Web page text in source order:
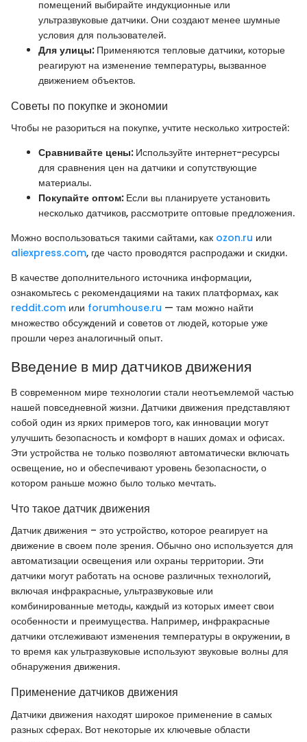
помещений выбирайте индукционные или
ультразвуковые датчики. Они создают менее шумные
условия для пользователей.
Для улицы:Применяются тепловые датчики, которые
реагируют на изменение температуры, вызванное
движением объектов.
Советы по покупке и экономии
Чтобы не разориться на покупке, учтите несколько хитростей:
Сравнивайте цены:Используйте интернет-ресурсы
для сравнения цен на датчики и сопутствующие
материалы.
Покупайте оптом:Если вы планируете установить
несколько датчиков, рассмотрите оптовые предложения.
Можно воспользоваться такими сайтами, как ozon.ru или
aliexpress.com, где часто проводятся распродажи и скидки.
В качестве дополнительного источника информации,
ознакомьтесь с рекомендациями на таких платформах, как
reddit.com или forumhouse.ru — там можно найти
множество обсуждений и советов от людей, которые уже
прошли через аналогичный опыт.
Введение в мир датчиков движения
В современном мире технологии стали неотъемлемой частью
нашей повседневной жизни. Датчики движения представляют
собой один из ярких примеров того, как инновации могут
улучшить безопасность и комфорт в наших домах и офисах.
Эти устройства не только позволяют автоматически включать
освещение, но и обеспечивают уровень безопасности, о
котором раньше можно было только мечтать.
Что такое датчик движения
Датчик движения – это устройство, которое реагирует на
движение в своем поле зрения. Обычно оно используется для
автоматизации освещения или охраны территории. Эти
датчики могут работать на основе различных технологий,
включая инфракрасные, ультразвуковые или
комбинированные методы, каждый из которых имеет свои
особенности и преимущества. Например, инфракрасные
датчики отслеживают изменения температуры в окружении, в
то время как ультразвуковые используют звуковые волны для
обнаружения движения.
Применение датчиков движения
Датчики движения находят широкое применение в самых
разных сферах. Вот некоторые их ключевые области